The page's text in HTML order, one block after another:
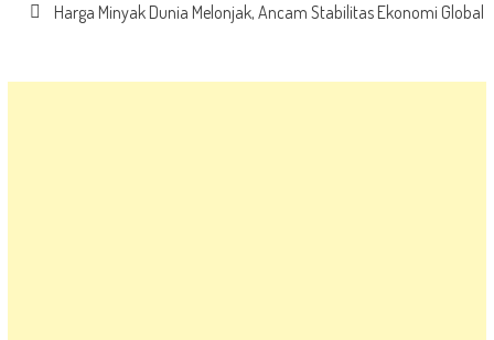
Harga Minyak Dunia Melonjak, Ancam Stabilitas Ekonomi Global